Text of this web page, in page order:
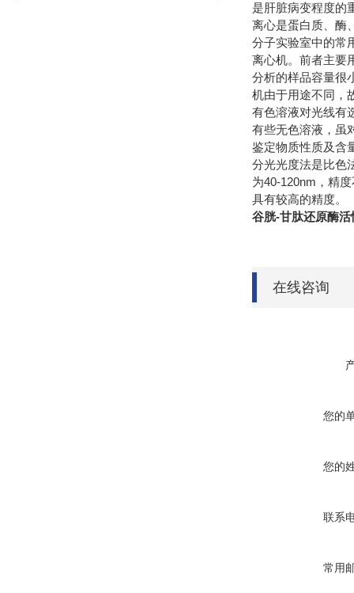
是肝脏病变程度的
离心是蛋白质、酶
分子实验室中的常
离心机。前者主要
分析的样品容量很
机由于用途不同，
有色溶液对光线有
有些无色溶液，虽
鉴定物质性质及含
分光光度法是比色
为40-120nm，精
具有较高的精度。
谷胱-甘肽还原酶
在线咨询
您的
您的
联系
常用